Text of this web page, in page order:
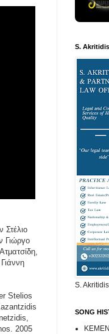
Γιώργο
Stelios
2005
S.
S.
SONG